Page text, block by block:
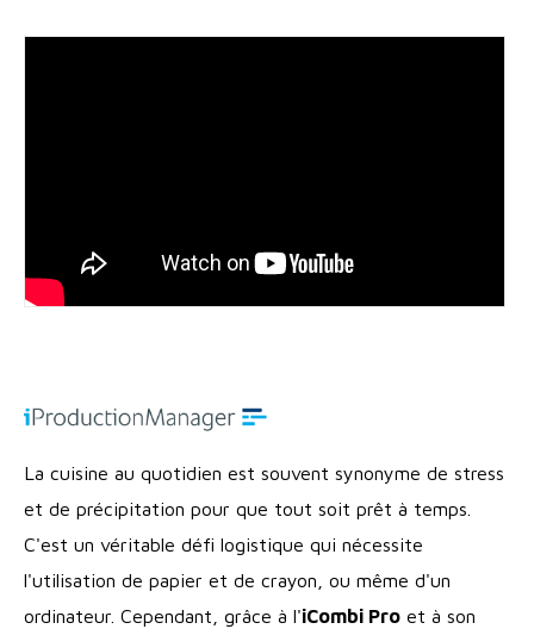
La cuisine au quotidien est souvent synonyme de stress
et de précipitation pour que tout soit prêt à temps.
C'est un véritable défi logistique qui nécessite
l'utilisation de papier et de crayon, ou même d'un
ordinateur. Cependant, grâce à l'iCombi Proet à son